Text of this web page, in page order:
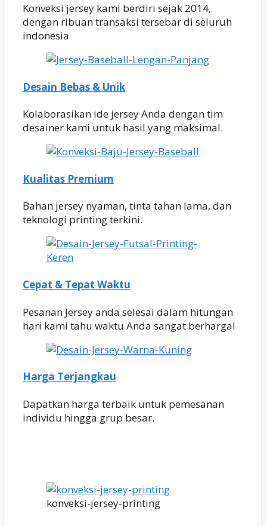
Konveksi jersey kami berdiri sejak 2014,
dengan ribuan transaksi tersebar di seluruh
indonesia
Desain Bebas & Unik
Kolaborasikan ide jersey Anda dengan tim
desainer kami untuk hasil yang maksimal.
Kualitas Premium
Bahan jersey nyaman, tinta tahan lama, dan
teknologi printing terkini.
Cepat & Tepat Waktu
Pesanan Jersey anda selesai dalam hitungan
hari kami tahu waktu Anda sangat berharga!
Harga Terjangkau
Dapatkan harga terbaik untuk pemesanan
individu hingga grup besar.
konveksi-jersey-printing